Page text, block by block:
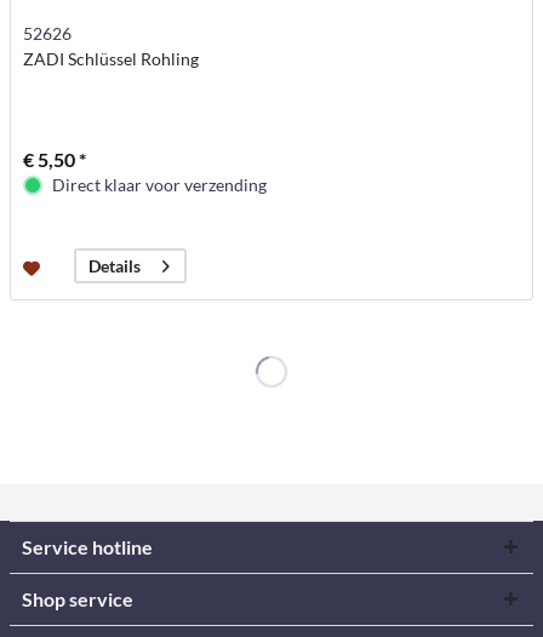
52626
ZADI Schlüssel Rohling
€ 5,50 *
Direct klaar voor verzending
Details
Service hotline
Shop service